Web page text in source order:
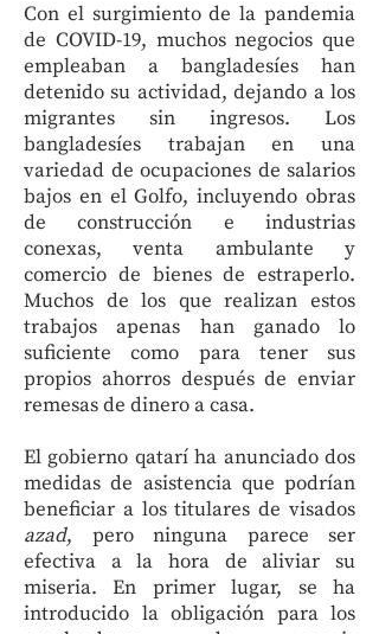
Con el surgimiento de la pandemia
de COVID-19, muchos negocios que
empleaban a bangladesíes han
detenido su actividad, dejando a los
migrantes sin ingresos. Los
bangladesíes trabajan en una
variedad de ocupaciones de salarios
bajos en el Golfo, incluyendo obras
de construcción e industrias
conexas, venta ambulante y
comercio de bienes de estraperlo.
Muchos de los que realizan estos
trabajos apenas han ganado lo
suficiente como para tener sus
propios ahorros después de enviar
remesas de dinero a casa.
El gobierno qatarí ha anunciado dos
medidas de asistencia que podrían
beneficiar a los titulares de visados
azad, pero ninguna parece ser
efectiva a la hora de aliviar su
miseria. En primer lugar, se ha
introducido la obligación para los